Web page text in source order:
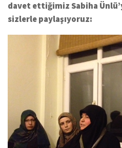
davet ettiğimiz Sabiha
sizlerle paylaşıyoruz: